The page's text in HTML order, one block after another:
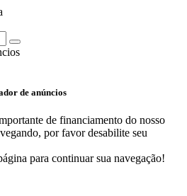
de anúncios
de financiamento do nosso
por favor desabilite seu
para continuar sua navegação!